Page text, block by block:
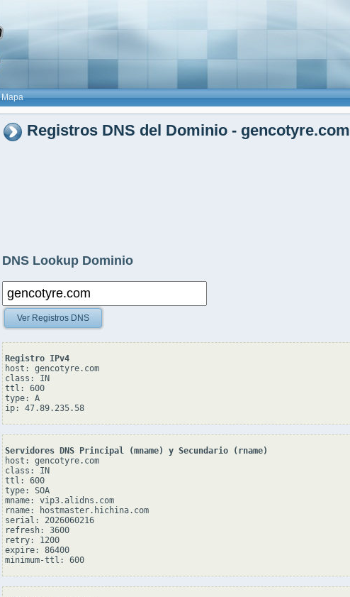
Mapa
Registros DNS del Dominio - gencotyre.com
DNS Lookup Dominio
Ver Registros DNS
Registro IPv4
host: gencotyre.com
class: IN
ttl: 600
type: A
ip: 47.89.235.58
Servidores DNS Principal (mname) y Secundario (rname)
host: gencotyre.com
class: IN
ttl: 600
type: SOA
mname: vip3.alidns.com
rname: hostmaster.hichina.com
serial: 2026060216
refresh: 3600
retry: 1200
expire: 86400
minimum-ttl: 600